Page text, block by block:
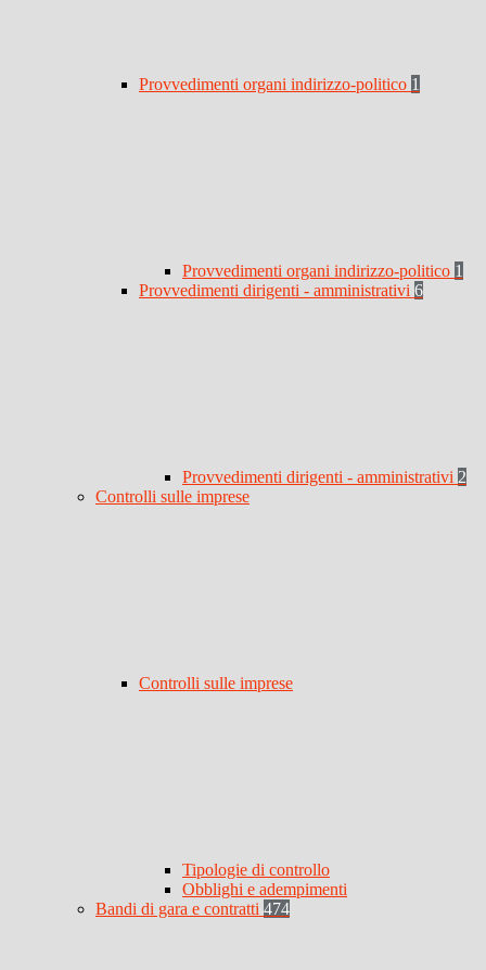
Provvedimenti organi indirizzo-politico 1
Provvedimenti organi indirizzo-politico 1
Provvedimenti dirigenti - amministrativi 6
Provvedimenti dirigenti - amministrativi 2
Controlli sulle imprese
Controlli sulle imprese
Tipologie di controllo
Obblighi e adempimenti
Bandi di gara e contratti 474